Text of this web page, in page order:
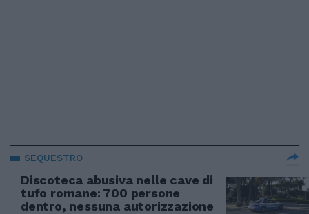
SEQUESTRO
Discoteca abusiva nelle cave di
tufo romane: 700 persone
dentro, nessuna autorizzazione